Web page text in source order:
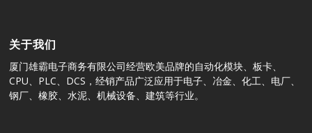
关于我们
厦门雄霸电子商务有限公司经营欧美品牌的自动化模块、板卡、
CPU、PLC、DCS，经销产品广泛应用于电子、冶金、化工、电厂、
钢厂、橡胶、水泥、机械设备、建筑等行业。